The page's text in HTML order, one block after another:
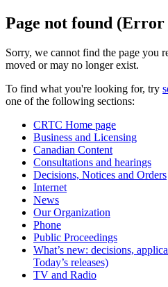
Page not found (Error
Sorry, we cannot find the page you
moved or may no longer exist.
To find what you're looking for, try
one of the following sections:
CRTC Home page
Business and Licensing
Canadian Content
Consultations and hearings
Decisions, Notices and Orders
Internet
News
Our Organization
Phone
Public Proceedings
What’s new: decisions,
Today’s releases)
TV and Radio